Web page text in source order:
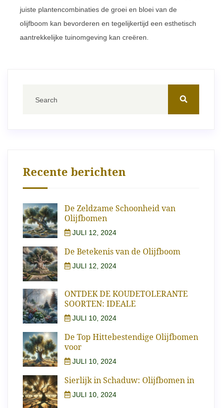
juiste plantencombinaties de groei en bloei van de
olijfboom kan bevorderen en tegelijkertijd een esthetisch
aantrekkelijke tuinomgeving kan creëren.
Recente berichten
De Zeldzame Schoonheid van
Olijfbomen
JULI 12, 2024
De Betekenis van de Olijfboom
JULI 12, 2024
ONTDEK DE KOUDETOLERANTE
SOORTEN: IDEALE
JULI 10, 2024
De Top Hittebestendige Olijfbomen
voor
JULI 10, 2024
Sierlijk in Schaduw: Olijfbomen in
JULI 10, 2024